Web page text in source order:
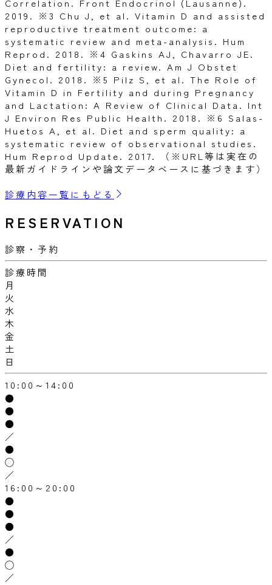
Correlation. Front Endocrinol (Lausanne).
2019. ※3 Chu J, et al. Vitamin D and assisted
reproductive treatment outcome: a
systematic review and meta-analysis. Hum
Reprod. 2018. ※4 Gaskins AJ, Chavarro JE.
Diet and fertility: a review. Am J Obstet
Gynecol. 2018. ※5 Pilz S, et al. The Role of
Vitamin D in Fertility and during Pregnancy
and Lactation: A Review of Clinical Data. Int
J Environ Res Public Health. 2018. ※6 Salas-
Huetos A, et al. Diet and sperm quality: a
systematic review of observational studies.
Hum Reprod Update. 2017. （※URL等は実在の
最新ガイドラインや論文データベースに基づきます）
診療内容一覧にもどる
RESERVATION
診察・予約
診療時間
月
火
水
木
金
土
日
10:00～14:00
●
●
●
／
●
◯
／
16:00～20:00
●
●
●
／
●
◯
／